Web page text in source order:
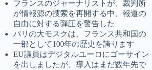
フランスのジャーナリストが、裁判所
が情報源の捜索を再開する中、報道の
自由に対する弾圧を警告した
パリの大モスクは、フランス共和国の
一部として100年の歴史を誇ります
EU議員はデジタルユーロにゴーサイン
を出しましたが、導入はまだ数年先で